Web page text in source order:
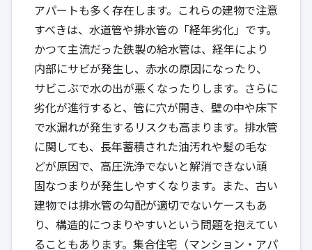
アパートも多く存在します。これらの建物で注意
すべきは、水道管や排水管の「経年劣化」です。
かつて主流だった鉄製の給水管は、経年により
内部にサビが発生し、赤水の原因になったり、
サビこぶで水の出が悪くなったりします。さらに
劣化が進行すると、管に穴が開き、壁の中や床下
で水漏れが発生するリスクも高まります。排水管
に関しても、長年蓄積された油汚れや髪の毛な
どが原因で、高圧洗浄でないと解消できない頑
固なつまりが発生しやすくなります。また、古い
建物では排水管の勾配が適切でないケースもあ
り、構造的につまりやすいという問題を抱えてい
ることもあります。集合住宅（マンション・アパ